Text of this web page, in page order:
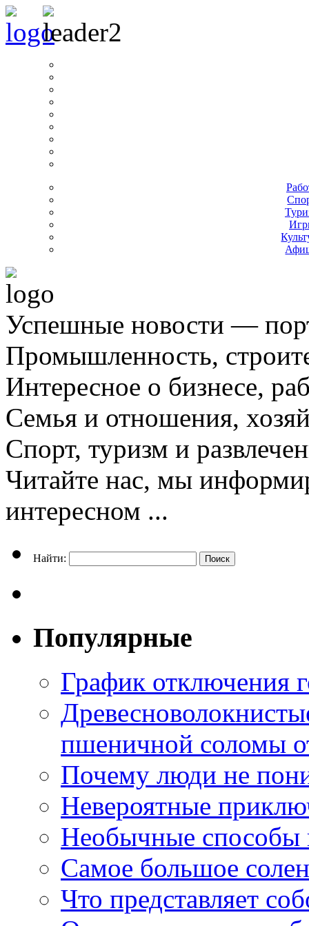
Успешные новости —
Промышленность,
Интересное о бизнесе,
Семья и отношения,
Спорт, туризм и
Читайте нас, мы
интересном ...
Найти:
Популярные
График отключения
пшеничной соломы
Почему люди не
Невероятные
Необычные способы
Самое большое
Что представляет